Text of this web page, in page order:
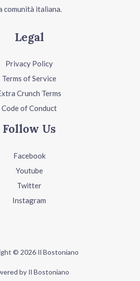
comunità italiana.
Legal
Privacy Policy
Terms of Service
Crunch Terms
Code of Conduct
Follow Us
Facebook
Youtube
Twitter
Instagram
© 2026 Il Bostoniano
by Il Bostoniano